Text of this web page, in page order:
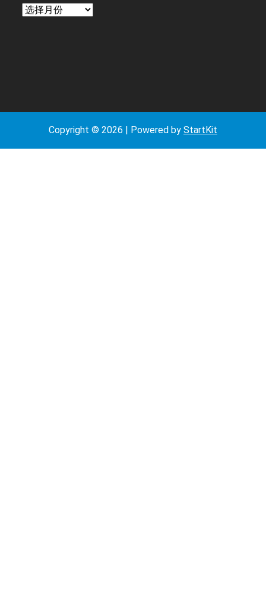
Copyright © 2026 | Powered by StartKit